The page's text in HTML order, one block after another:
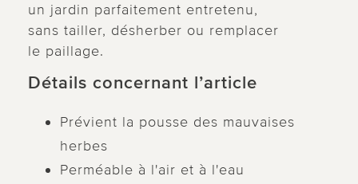
un jardin parfaitement entretenu,
sans tailler, désherber ou remplacer
le paillage.
Détails concernant l’article
Prévient la pousse des mauvaises
herbes
Perméable à l'air et à l'eau